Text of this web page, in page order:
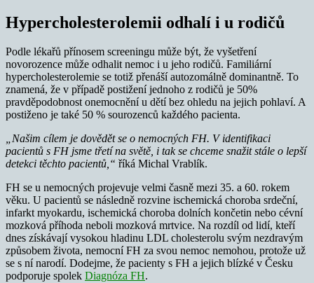
Hypercholesterolemii odhalí i u rodičů
Podle lékařů přínosem screeningu může být, že vyšetření
novorozence může odhalit nemoc i u jeho rodičů. Familiární
hypercholesterolemie se totiž přenáší autozomálně dominantně. To
znamená, že v případě postižení jednoho z rodičů je 50%
pravděpodobnost onemocnění u dětí bez ohledu na jejich pohlaví. A
postiženo je také 50 % sourozenců každého pacienta.
„Našim cílem je dovědět se o nemocných FH. V identifikaci
pacientů s FH jsme třetí na světě, i tak se chceme snažit stále o lepší
detekci těchto pacientů,“ říká Michal Vrablík.
FH se u nemocných projevuje velmi časně mezi 35. a 60. rokem
věku. U pacientů se následně rozvine ischemická choroba srdeční,
infarkt myokardu, ischemická choroba dolních končetin nebo cévní
mozková příhoda neboli mozková mrtvice. Na rozdíl od lidí, kteří
dnes získávají vysokou hladinu LDL cholesterolu svým nezdravým
způsobem života, nemocní FH za svou nemoc nemohou, protože už
se s ní narodí. Dodejme, že pacienty s FH a jejich blízké v Česku
podporuje spolek Diagnóza FH.